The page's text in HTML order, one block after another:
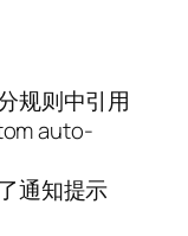
规则中引用
auto-
通知提示